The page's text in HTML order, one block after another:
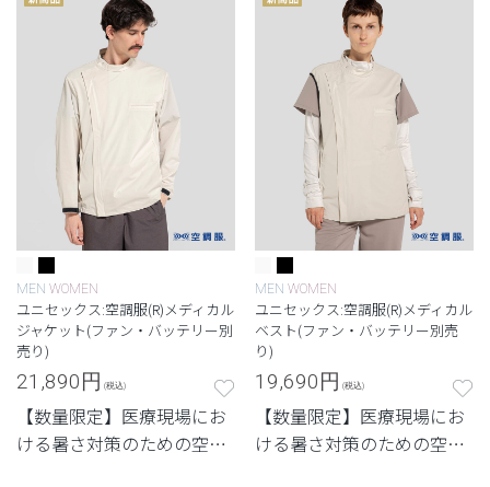
MEN WOMEN
ユニセックス:空調服(R)メディカル
ジャケット(ファン・バッテリー別
売り)
21,890円 (税込)
【数量限定】医療現場にお
ける暑さ対策のための空調
MEN WOMEN
ユニセックス:空調服(R)メディカル
ベスト(ファン・バッテリー別売
り)
19,690円 (税込)
【数量限定】医療現場にお
ける暑さ対策のための空調